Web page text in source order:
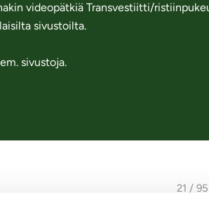
videopätkiä Transvestiitti/
sivustoilta.
sivustoja.
21 / 95